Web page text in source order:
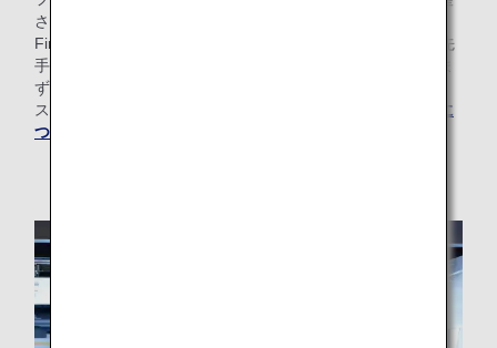
される方は、手荷物カウンターまでお越しください。＜
FirstPriority＞または＜First ClassPriority＞と印字された優先
手荷物タグをお取り付けいたします。手荷物受取所では、ま
ずはじめにファーストクラス専用タグのついた手荷物から、
スムーズにかつ速やかにお受け取りいただけます。
手荷物に
ついての詳細を確認する